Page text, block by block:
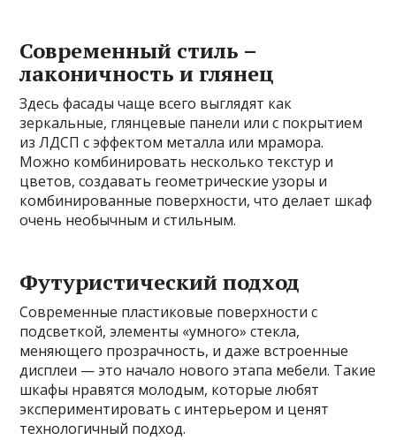
Современный стиль –
лаконичность и глянец
Здесь фасады чаще всего выглядят как
зеркальные, глянцевые панели или с покрытием
из ЛДСП с эффектом металла или мрамора.
Можно комбинировать несколько текстур и
цветов, создавать геометрические узоры и
комбинированные поверхности, что делает шкаф
очень необычным и стильным.
Футуристический подход
Современные пластиковые поверхности с
подсветкой, элементы «умного» стекла,
меняющего прозрачность, и даже встроенные
дисплеи — это начало нового этапа мебели. Такие
шкафы нравятся молодым, которые любят
экспериментировать с интерьером и ценят
технологичный подход.